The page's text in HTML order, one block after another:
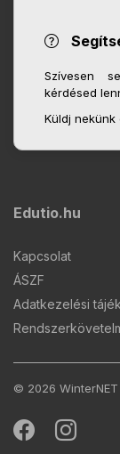
Szívesen
kérdésed
Küldj nekünk
Edutio.hu
Kapcsolat
ÁSZF
Adatkezelési
© 2026